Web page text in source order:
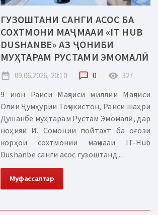
ГУЗОШТАНИ САНГИ АСОС БА
СОХТМОНИ МАҶМААИ «IT HUB
DUSHANBE» АЗ ҶОНИБИ
МУҲТАРАМ РУСТАМИ ЭМОМАЛӢ
date_range 09.06.2026, 20:10 chat_bubble_outline 0 remove_red_eye 327
9 июн Раиси Маҷлиси миллии Маҷлиси
Олии Ҷумҳурии Тоҷикистон, Раиси шаҳри
Душанбе муҳтарам Рустам Эмомалӣ, дар
ноҳияи И. Сомонии пойтахт ба оғози
корҳои сохтмонии маҷмааи IT-Hub
Dushanbe санги асос гузоштанд....
Муфассалтар